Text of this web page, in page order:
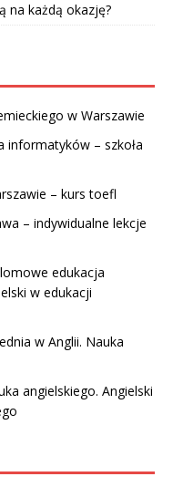
na każdą okazję?
w Warszawie
informatyków – szkoła
– kurs toefl
– indywidualne lekcje
edukacja
w edukacji
w Anglii. Nauka
angielskiego. Angielski